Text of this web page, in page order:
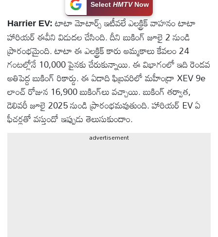
స్పెషల్స్
కెరీర్ &
ఉద్యోగాలు
లైవ్
టీవి
వ్యవసాయం
Select HMTVNow
Harrier EV: టాటా మోటార్స్ ఇటీవలే ఎలక్ట్రిక్ వాహనం టాటా
హారియర్ ఈవీని విడుదల చేసింది. దీని బుకింగ్ జూలై 2 నుండి
ప్రారంభమైంది. టాటా ఈ ఎలక్ట్రిక్ కారు అమ్మకాలు కేవలం 24
గంటల్లోనే 10,000 పైనకు చేరుకున్నాయి. ఈ విభాగంలో ఇది రెండవ
అతిపెద్ద బుకింగ్ రికార్డు. ఈ ఏడాది ఫిబ్రవరిలో మహీంద్రా XEV 9e
లాంచ్ రోజున 16,900 బుకింగ్‌లు వచ్చాయి. బుకింగ్ తర్వాత,
డెలివరీ జూలై 2025 నుండి ప్రారంభమవుతుంది. హారియర్ EV ఏ
ఫీచర్లతో వస్తుందో ఇప్పుడు తెలుసుకుందాం.
advertisement